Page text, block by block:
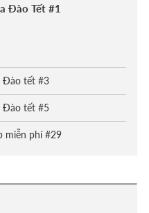
Đào Tết #1
Đào tết #3
Đào tết #5
miễn phí #29